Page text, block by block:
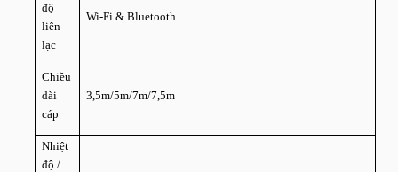
độ
liên
lạc
Wi-Fi & Bluetooth
Chiều
dài
cáp
3,5m/5m/7m/7,5m
Nhiệt
độ /